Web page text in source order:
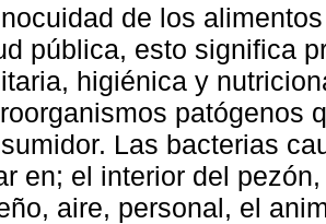
de los
pública, esto significa
higiénica y
patógenos
Las bacterias
en; el interior del
aire, personal, el